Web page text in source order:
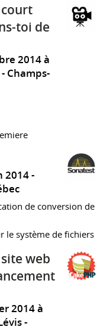
toi de
2014 à
Champs-
2014
de conversion de
le système de fichiers
web
2014 à